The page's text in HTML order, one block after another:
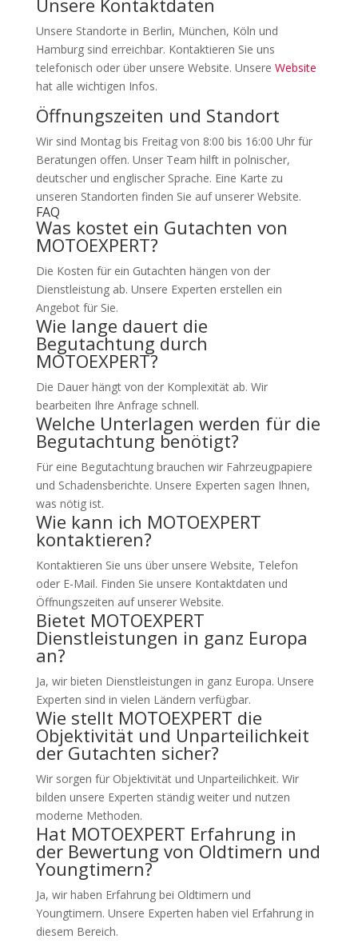
Unsere Standorte in Berlin, München, Köln und
Hamburg sind erreichbar. Kontaktieren Sie uns
telefonisch oder über unsere Website. Unsere Website
hat alle wichtigen Infos.
Öffnungszeiten und Standort
Wir sind Montag bis Freitag von 8:00 bis 16:00 Uhr für
Beratungen offen. Unser Team hilft in polnischer,
deutscher und englischer Sprache. Eine Karte zu
unseren Standorten finden Sie auf unserer Website.
FAQ
Was kostet ein Gutachten von
MOTOEXPERT?
Die Kosten für ein Gutachten hängen von der
Dienstleistung ab. Unsere Experten erstellen ein
Angebot für Sie.
Wie lange dauert die
Begutachtung durch
MOTOEXPERT?
Die Dauer hängt von der Komplexität ab. Wir
bearbeiten Ihre Anfrage schnell.
Welche Unterlagen werden für die
Begutachtung benötigt?
Für eine Begutachtung brauchen wir Fahrzeugpapiere
und Schadensberichte. Unsere Experten sagen Ihnen,
was nötig ist.
Wie kann ich MOTOEXPERT
kontaktieren?
Kontaktieren Sie uns über unsere Website, Telefon
oder E-Mail. Finden Sie unsere Kontaktdaten und
Öffnungszeiten auf unserer Website.
Bietet MOTOEXPERT
Dienstleistungen in ganz Europa
an?
Ja, wir bieten Dienstleistungen in ganz Europa. Unsere
Experten sind in vielen Ländern verfügbar.
Wie stellt MOTOEXPERT die
Objektivität und Unparteilichkeit
der Gutachten sicher?
Wir sorgen für Objektivität und Unparteilichkeit. Wir
bilden unsere Experten ständig weiter und nutzen
moderne Methoden.
Hat MOTOEXPERT Erfahrung in
der Bewertung von Oldtimern und
Youngtimern?
Ja, wir haben Erfahrung bei Oldtimern und
Youngtimern. Unsere Experten haben viel Erfahrung in
diesem Bereich.